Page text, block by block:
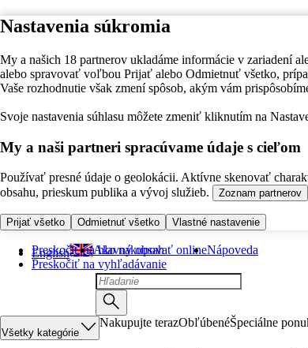
Nastavenia súkromia
My a našich 18 partnerov ukladáme informácie v zariadení
alebo spravovať voľbou Prijať alebo Odmietnuť všetko,
Vaše rozhodnutie však zmení spôsob, akým vám
Svoje nastavenia súhlasu môžete zmeniť kliknutím na
My a naši partneri spracúvame údaje s cieľom
Používať presné údaje o geolokácii. Aktívne skenovať
obsahu, prieskum publika a vývoj služieb.
Zoznam partnerov
Prijať všetko Odmietnuť všetko Vlastné nastavenie
Preskočiť na hlavný obsah
Preskočiť na vyhľadávanie
English Ako nakupovať onlineNápoveda
Všetky kategórie
Nakupujte terazObľúbenéŠpeciálne